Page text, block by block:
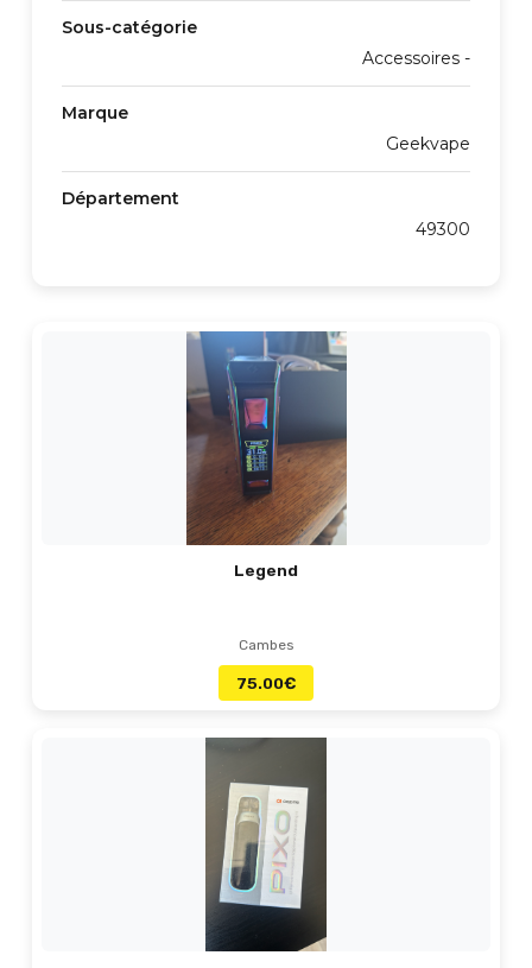
Sous-catégorie
Accessoires -
Marque
Geekvape
Département
49300
Legend
Cambes
75.00€